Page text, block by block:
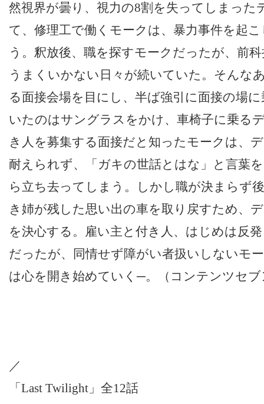
然視界が曇り、視力の8割を失ってしまった
て、修理工で働くモークは、暴力事件を起
う。釈放後、職を探すモークだったが、前
うまくいかない日々が続いていた。そんな
る面接会場を目にし、半ば強引に面接の場
いたのはサングラスをかけ、車椅子に乗る
き人を募集する面接だと知ったモークは、
耐えられず、「ガキの世話とはな」と言葉
ら立ち去ってしまう。しかし職が決まらず
き姉が残した思い出の車を取り戻すため、
を決心する。雇い主と付き人、はじめは反
だったが、同情せず障がい者扱いしないモ
は心を開き始めていく─。（コンテンツセ
／
「Last Twilight」全12話